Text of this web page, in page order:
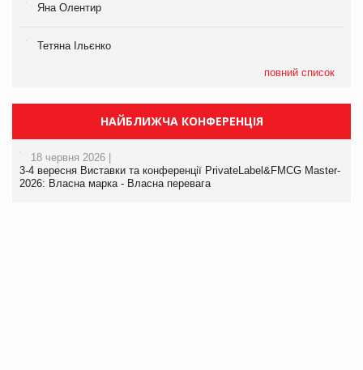
Яна Олентир
Тетяна Ільєнко
повний список
НАЙБЛИЖЧА КОНФЕРЕНЦІЯ
18 червня 2026 |
3-4 вересня Виставки та конференції PrivateLabel&FMCG Master-
2026: Власна марка - Власна перевага